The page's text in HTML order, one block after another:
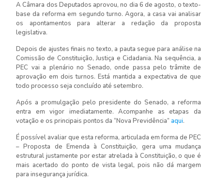
A Câmara dos Deputados aprovou, no dia 6 de agosto, o texto-
base da reforma em segundo turno. Agora, a casa vai analisar
os apontamentos para alterar a redação da proposta
legislativa.
Depois de ajustes finais no texto, a pauta segue para análise na
Comissão de Constituição, Justiça e Cidadania. Na sequência, a
PEC vai a plenário no Senado, onde passa pelo trâmite de
aprovação em dois turnos. Está mantida a expectativa de que
todo processo seja concluído até setembro.
Após a promulgação pelo presidente do Senado, a reforma
entra em vigor imediatamente. Acompanhe as etapas da
votação e os principais pontos da “Nova Previdência” aqui.
É possível avaliar que esta reforma, articulada em forma de PEC
– Proposta de Emenda à Constituição, gera uma mudança
estrutural justamente por estar atrelada à Constituição, o que é
mais acertado do ponto de vista legal, pois não dá margem
para insegurança jurídica.